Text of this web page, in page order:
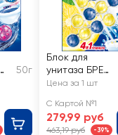
50г
Блок для
унитаза БРЕФ
Сила-Актив
свежесть,
3x50г
Цена за 1 шт
С Картой №1
279,99 руб
463,19 руб -39%